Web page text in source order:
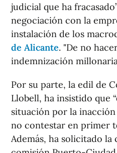
judicial que ha
negociación con la
instalación de los
de Alicante. "De no
indemnización
Por su parte, la edil de
Llobell, ha insistido que
situación por la
no contestar en primer
Además, ha solicitado